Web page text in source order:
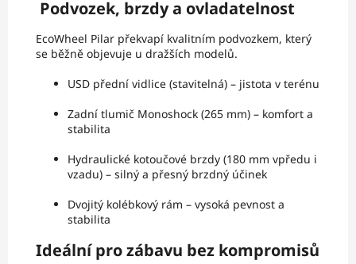
Podvozek, brzdy a ovladatelnost
EcoWheel Pilar překvapí kvalitním podvozkem, který
se běžně objevuje u dražších modelů.
USD přední vidlice (stavitelná) – jistota v terénu
Zadní tlumič Monoshock (265 mm) – komfort a
stabilita
Hydraulické kotoučové brzdy (180 mm vpředu i
vzadu) – silný a přesný brzdný účinek
Dvojitý kolébkový rám – vysoká pevnost a
stabilita
Ideální pro zábavu bez kompromisů